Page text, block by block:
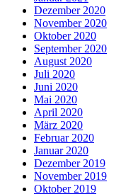
Dezember 2020
November 2020
Oktober 2020
September 2020
August 2020
Juli 2020
Juni 2020
Mai 2020
April 2020
März 2020
Februar 2020
Januar 2020
Dezember 2019
November 2019
Oktober 2019